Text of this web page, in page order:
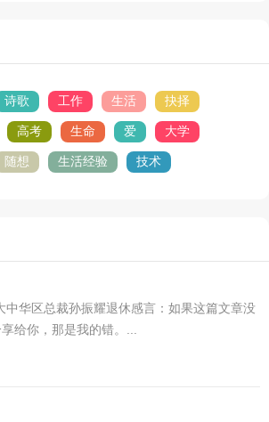
诗歌 工作 生活 抉择
高考 生命 爱 大学
随想 生活经验 技术
中华区总裁孙振耀退休感言：如果这篇文章没
给你，那是我的错。...